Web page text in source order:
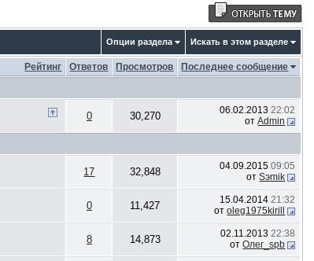
Опции раздела Искать в этом разделе
Рейтинг Ответов Просмотров
Последнее сообщение
0 30,270 06.02.201322:02
отAdmin
17 32,848 04.09.201509:05
отSэmik
0 11,427 15.04.201421:32
отoleg1975kirill
8 14,873 02.11.201322:38
отОлег_spb